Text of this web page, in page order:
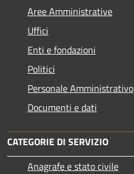
Aree Amministrative
Uffici
Enti e fondazioni
Politici
Personale Amministrativo
Documenti e dati
CATEGORIE DI SERVIZIO
Anagrafe e stato civile